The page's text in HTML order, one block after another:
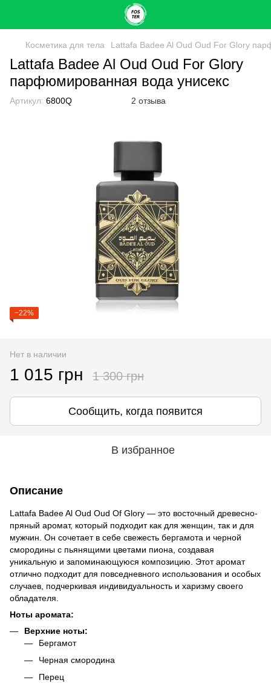
Косметика для тела Lattafa Badee Al Oud Oud For Glory
Lattafa Badee Al Oud Oud For Glory
парфюмированная вода унисекс
Артикул: 6800Q 2 отзыва
−22%
Нет в наличии
1 015 грн 1 300 грн
Сообщить, когда появится
В избранное
Описание
Lattafa Badee Al Oud Oud Of Glory — это восточный древесно-
пряный аромат, который подходит как для женщин, так и для
мужчин. Он сочетает в себе свежесть бергамота и черной
смородины с пьянящими цветами пиона, создавая
уникальную и запоминающуюся композицию. Этот аромат
отлично подходит для повседневного использования и особых
случаев, подчеркивая индивидуальность и харизму своего
обладателя.
Ноты аромата:
Верхние ноты:
Бергамот
Черная смородина
Перец